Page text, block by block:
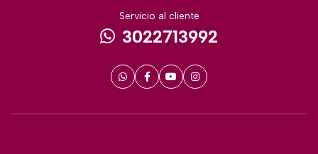
Servicio al cliente
3022713992